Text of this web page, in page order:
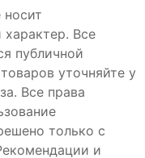
Все
публичной
уточняйте у
Все права
только с
и